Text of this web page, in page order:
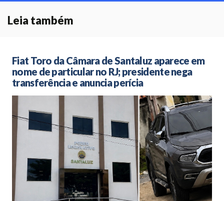
Leia também
Fiat Toro da Câmara de Santaluz aparece em
nome de particular no RJ; presidente nega
transferência e anuncia perícia